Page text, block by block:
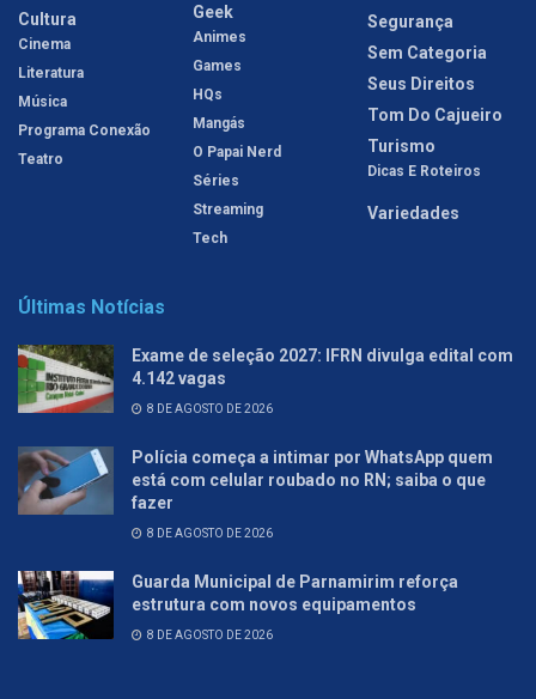
Cultura
Cinema
Literatura
Música
Programa Conexão
Teatro
Geek
Animes
Games
HQs
Mangás
O Papai Nerd
Séries
Streaming
Tech
Segurança
Sem Categoria
Seus Direitos
Tom Do Cajueiro
Turismo
Dicas E Roteiros
Variedades
Últimas Notícias
Exame de seleção 2027: IFRN divulga edital com
4.142 vagas
8 DE AGOSTO DE 2026
Polícia começa a intimar por WhatsApp quem
está com celular roubado no RN; saiba o que
fazer
8 DE AGOSTO DE 2026
Guarda Municipal de Parnamirim reforça
estrutura com novos equipamentos
8 DE AGOSTO DE 2026